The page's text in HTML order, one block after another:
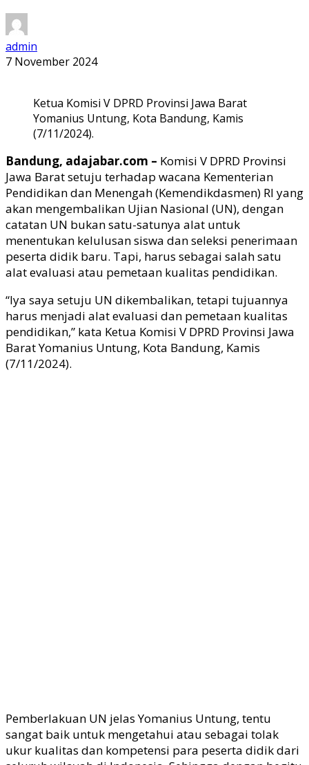
admin
7 November 2024
Ketua Komisi V DPRD Provinsi Jawa Barat
Yomanius Untung, Kota Bandung, Kamis
(7/11/2024).
Bandung, adajabar.com – Komisi V DPRD Provinsi
Jawa Barat setuju terhadap wacana Kementerian
Pendidikan dan Menengah (Kemendikdasmen) RI yang
akan mengembalikan Ujian Nasional (UN), dengan
catatan UN bukan satu-satunya alat untuk
menentukan kelulusan siswa dan seleksi penerimaan
peserta didik baru. Tapi, harus sebagai salah satu
alat evaluasi atau pemetaan kualitas pendidikan.
“Iya saya setuju UN dikembalikan, tetapi tujuannya
harus menjadi alat evaluasi dan pemetaan kualitas
pendidikan,” kata Ketua Komisi V DPRD Provinsi Jawa
Barat Yomanius Untung, Kota Bandung, Kamis
(7/11/2024).
Pemberlakuan UN jelas Yomanius Untung, tentu
sangat baik untuk mengetahui atau sebagai tolak
ukur kualitas dan kompetensi para peserta didik dari